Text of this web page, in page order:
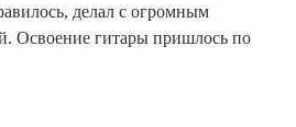
делал с огромным
Осво­ение гитары пришлось по